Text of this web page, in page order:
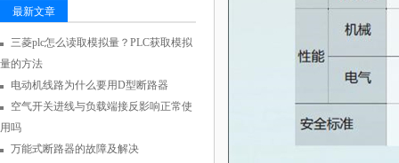
最新文章
三菱plc怎么读取模拟量？PLC获取模拟
量的方法
电动机线路为什么要用D型断路器
空气开关进线与负载端接反影响正常使
用吗
万能式断路器的故障及解决